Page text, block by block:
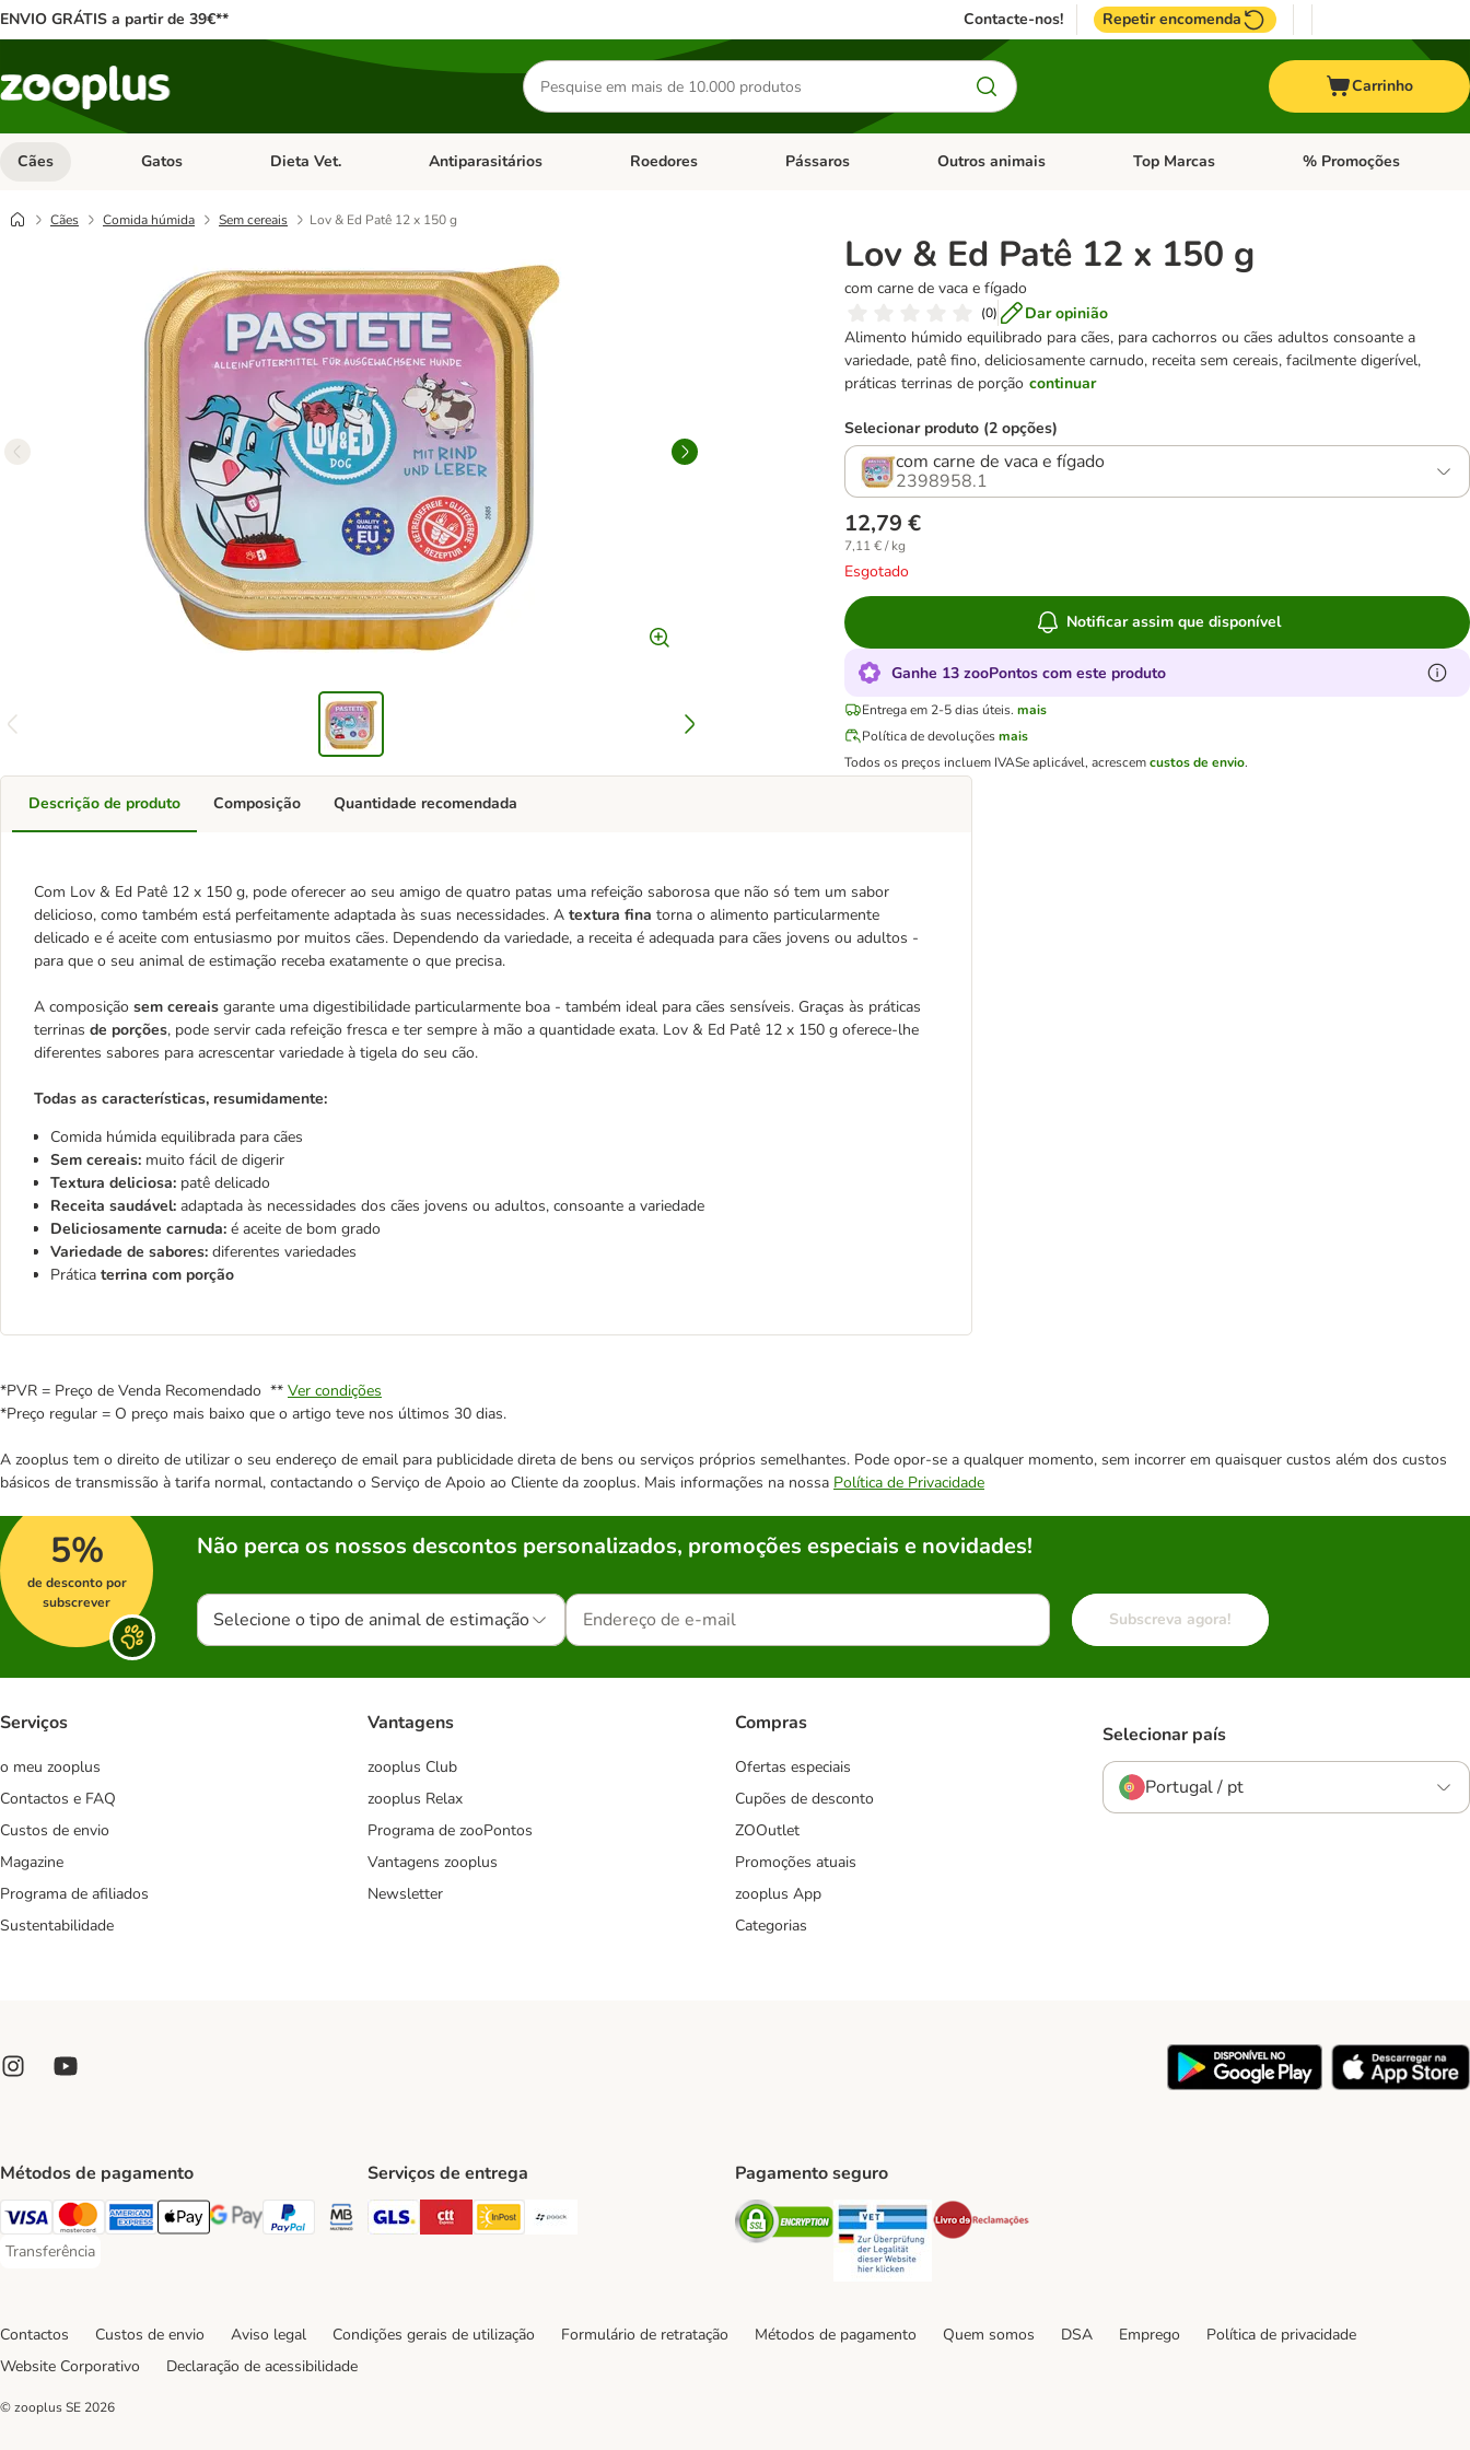
ENVIO GRÁTIS a partir de 39€** Contacte-nos! Repetir encomenda
Pesquisar
produtos
Carrinho
Cães Abrir menu de categoria: Cães
Gatos Abrir menu de categoria: Gatos
Dieta Vet. Abrir menu de categoria: Dieta Vet.
Antiparasitários Abrir menu de categoria: Antiparasitários
Roedores Abrir menu de categoria: Roedores
Pássaros Abrir menu de categoria: Pássaros
Outros animais Abrir menu de categoria: Outros animais
Top Marcas Abrir menu de categoria:
% Promoções
Cães Comida húmida Sem cereais Lov & Ed Patê 12 x 150 g
Lov & Ed Patê 12 x 150 g
com carne de vaca e fígado
(0)
Dar opinião
Alimento húmido equilibrado para cães, para cachorros ou cães adultos consoante a
variedade, patê fino, deliciosamente carnudo, receita sem cereais, facilmente digerível,
práticas terrinas de porção continuar
Selecionar produto (2 opções)
com carne de vaca e fígado
2398958.1
12,79 €
7,11 € / kg
Esgotado
Notificar assim que disponível
Ganhe 13 zooPontos com este produto
Entrega em 2-5 dias úteis. mais
Política de devoluções mais
Todos os preços incluem IVASe aplicável, acrescemcustos de envio.
Descrição de produto
Com Lov & Ed Patê 12 x 150 g, pode oferecer ao seu amigo de quatro patas uma refeição saborosa que não só tem um sabor
delicioso, como também está perfeitamente adaptada às suas necessidades. A textura fina torna o alimento particularmente
delicado e é aceite com entusiasmo por muitos cães. Dependendo da variedade, a receita é adequada para cães jovens ou adultos -
para que o seu animal de estimação receba exatamente o que precisa.
A composição sem cereais garante uma digestibilidade particularmente boa - também ideal para cães sensíveis. Graças às práticas
terrinas de porções, pode servir cada refeição fresca e ter sempre à mão a quantidade exata. Lov & Ed Patê 12 x 150 g oferece-lhe
diferentes sabores para acrescentar variedade à tigela do seu cão.
Todas as características, resumidamente:
Comida húmida equilibrada para cães
Sem cereais: muito fácil de digerir
Textura deliciosa: patê delicado
Receita saudável: adaptada às necessidades dos cães jovens ou adultos, consoante a variedade
Deliciosamente carnuda: é aceite de bom grado
Variedade de sabores: diferentes variedades
Prática terrina com porção
Composição Quantidade recomendada
*PVR = Preço de Venda Recomendado ** Ver condições
*Preço regular = O preço mais baixo que o artigo teve nos últimos 30 dias.
A zooplus tem o direito de utilizar o seu endereço de email para publicidade direta de bens ou serviços próprios semelhantes. Pode opor-se a qualquer momento, sem incorrer em quaisquer custos além dos custos
básicos de transmissão à tarifa normal, contactando o Serviço de Apoio ao Cliente da zooplus. Mais informações na nossa Política de Privacidade
5%
de desconto por
subscrever
Não perca os nossos descontos personalizados, promoções especiais e novidades!
Selecione o tipo de animal de estimação Subscreva agora!
Serviços
o meu zooplus
Contactos e FAQ
Custos de envio
Magazine
Programa de afiliados
Sustentabilidade
Vantagens
zooplus Club
zooplus Relax
Programa de zooPontos
Vantagens zooplus
Newsletter
Compras
Ofertas especiais
Cupões de desconto
ZOOutlet
Promoções atuais
zooplus App
Categorias
Selecionar país
Portugal / pt
Métodos de pagamento
Visa Payment Method
Mastercard Payment Method
American Express Payment Method
Apple Pay Payment Method
Google Pay Payment Method
PayPal Payment Method
Multibanco Payment Method
Transferência
Transferência Payment Method
Serviços de entrega
GLS Shipping Method
CTTExpress Shipping Method
InPost Shipping Method
Paack Shipping Method
Pagamento seguro
Security Security
Contactos Custos de envio Aviso legal Condições gerais de utilização Formulário de retratação Métodos de pagamento Quem somos DSA Emprego
Política de privacidade
Website Corporativo
Declaração de acessibilidade
© zooplus SE 2026